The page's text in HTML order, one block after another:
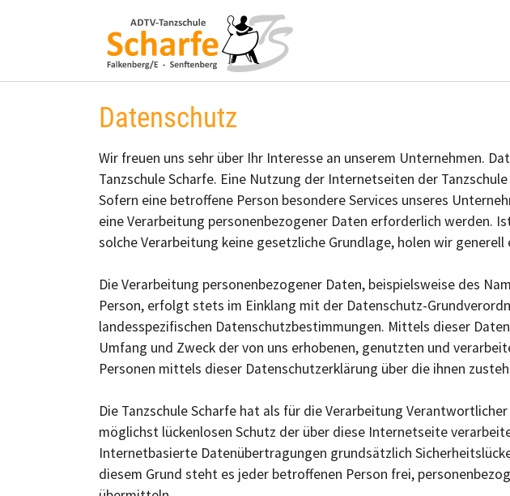
Datenschutz
Wir freuen uns sehr über Ihr Interesse an unserem Unternehmen.
Tanzschule Scharfe. Eine Nutzung der Internetseiten der
Sofern eine betroffene Person besondere Services unseres
eine Verarbeitung personenbezogener Daten erforderlich werden.
solche Verarbeitung keine gesetzliche Grundlage, holen wir
Die Verarbeitung personenbezogener Daten, beispielsweise des
Person, erfolgt stets im Einklang mit der Datenschutz-
landesspezifischen Datenschutzbestimmungen. Mittels dieser
Umfang und Zweck der von uns erhobenen, genutzten und
Personen mittels dieser Datenschutzerklärung über die ihnen
Die Tanzschule Scharfe hat als für die Verarbeitung
möglichst lückenlosen Schutz der über diese Internetseite
Internetbasierte Datenübertragungen grundsätzlich
diesem Grund steht es jeder betroffenen Person frei,